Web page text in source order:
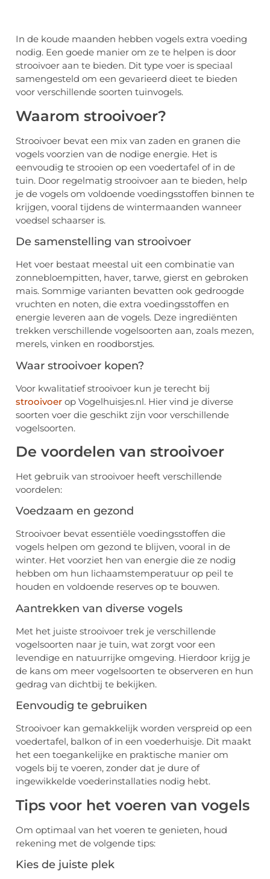
In de koude maanden hebben vogels extra voeding
nodig. Een goede manier om ze te helpen is door
strooivoer aan te bieden. Dit type voer is speciaal
samengesteld om een gevarieerd dieet te bieden
voor verschillende soorten tuinvogels.
Waarom strooivoer?
Strooivoer bevat een mix van zaden en granen die
vogels voorzien van de nodige energie. Het is
eenvoudig te strooien op een voedertafel of in de
tuin. Door regelmatig strooivoer aan te bieden, help
je de vogels om voldoende voedingsstoffen binnen te
krijgen, vooral tijdens de wintermaanden wanneer
voedsel schaarser is.
De samenstelling van strooivoer
Het voer bestaat meestal uit een combinatie van
zonnebloempitten, haver, tarwe, gierst en gebroken
mais. Sommige varianten bevatten ook gedroogde
vruchten en noten, die extra voedingsstoffen en
energie leveren aan de vogels. Deze ingrediënten
trekken verschillende vogelsoorten aan, zoals mezen,
merels, vinken en roodborstjes.
Waar strooivoer kopen?
Voor kwalitatief strooivoer kun je terecht bij
strooivoer op Vogelhuisjes.nl. Hier vind je diverse
soorten voer die geschikt zijn voor verschillende
vogelsoorten.
De voordelen van strooivoer
Het gebruik van strooivoer heeft verschillende
voordelen:
Voedzaam en gezond
Strooivoer bevat essentiële voedingsstoffen die
vogels helpen om gezond te blijven, vooral in de
winter. Het voorziet hen van energie die ze nodig
hebben om hun lichaamstemperatuur op peil te
houden en voldoende reserves op te bouwen.
Aantrekken van diverse vogels
Met het juiste strooivoer trek je verschillende
vogelsoorten naar je tuin, wat zorgt voor een
levendige en natuurrijke omgeving. Hierdoor krijg je
de kans om meer vogelsoorten te observeren en hun
gedrag van dichtbij te bekijken.
Eenvoudig te gebruiken
Strooivoer kan gemakkelijk worden verspreid op een
voedertafel, balkon of in een voederhuisje. Dit maakt
het een toegankelijke en praktische manier om
vogels bij te voeren, zonder dat je dure of
ingewikkelde voederinstallaties nodig hebt.
Tips voor het voeren van vogels
Om optimaal van het voeren te genieten, houd
rekening met de volgende tips:
Kies de juiste plek